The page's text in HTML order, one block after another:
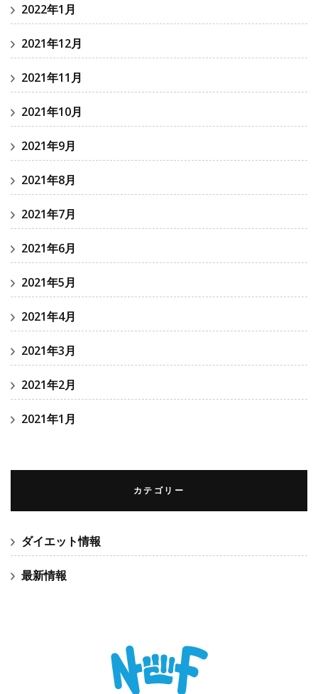
2022年1月
2021年12月
2021年11月
2021年10月
2021年9月
2021年8月
2021年7月
2021年6月
2021年5月
2021年4月
2021年3月
2021年2月
2021年1月
カテゴリー
ダイエット情報
最新情報